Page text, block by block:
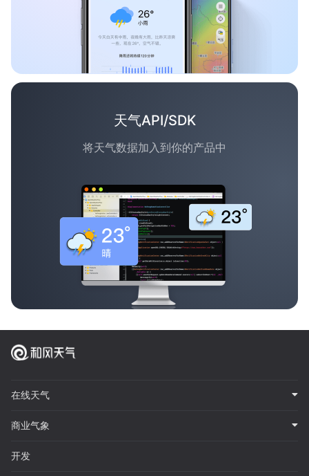
天气API/SDK
将天气数据加入到你的产品中
在线天气
商业气象
开发